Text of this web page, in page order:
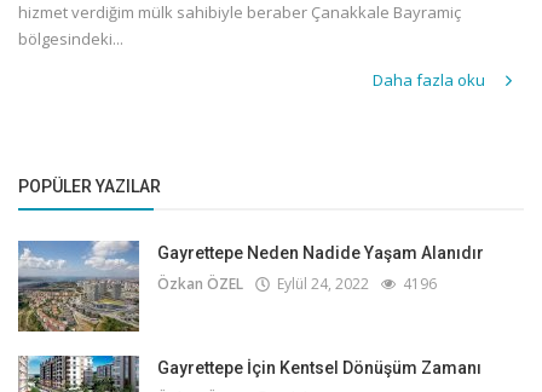
hizmet verdiğim mülk sahibiyle beraber Çanakkale Bayramiç
bölgesindeki...
Daha fazla oku
POPÜLER YAZILAR
Gayrettepe Neden Nadide Yaşam Alanıdır
Özkan ÖZEL Eylül 24, 2022 4196
Gayrettepe İçin Kentsel Dönüşüm Zamanı